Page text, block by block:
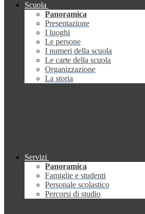
Scuola
Panoramica
Presentazione
I luoghi
Le persone
I numeri della scuola
Le carte della scuola
Organizzazione
La storia
Servizi
Panoramica
Famiglie e studenti
Personale scolastico
Percorsi di studio